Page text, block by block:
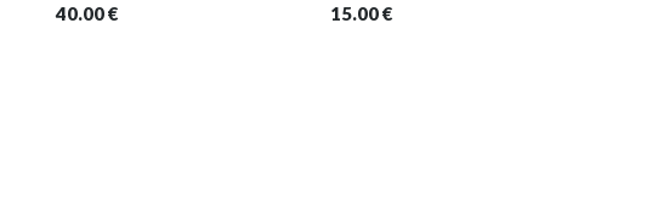
40.00€ 15.00€